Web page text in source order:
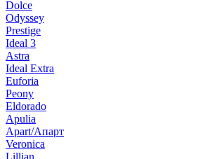
Dolce
Odyssey
Prestige
Ideal 3
Astra
Ideal Extra
Euforia
Peony
Eldorado
Apulia
Apart/Апарт
Veronica
Lillian